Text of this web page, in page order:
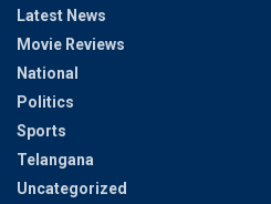
Latest News
Movie Reviews
National
Politics
Sports
Telangana
Uncategorized